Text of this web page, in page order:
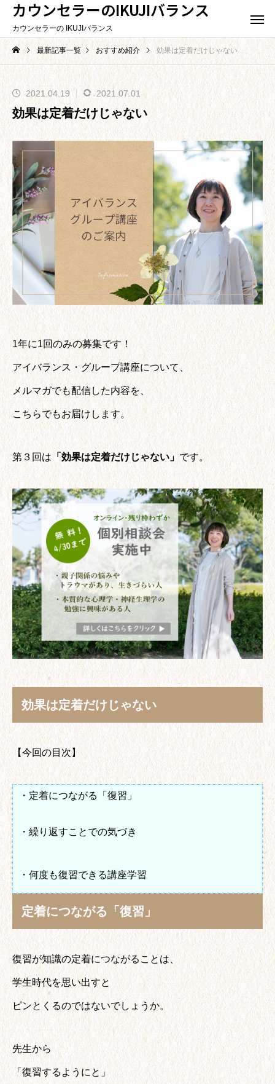
カウンセラーのIKUJIバランス
カウンセラーの IKUJIバランス
最新記事一覧 おすすめ紹介 効果は定着だけじゃない
2021.04.19 2021.07.01
効果は定着だけじゃない
1年に1回のみの募集です！
アイバランス・グループ講座について、
メルマガでも配信した内容を、
こちらでもお届けします。
第３回は 「効果は定着だけじゃない」です。
効果は定着だけじゃない
【今回の目次】
・定着につながる「復習」
・繰り返すことでの気づき
・何度も復習できる講座学習
定着につながる「復習」
復習が知識の定着につながることは、
学生時代を思い出すと
ピンとくるのではないでしょうか。
先生から
「復習するようにと」